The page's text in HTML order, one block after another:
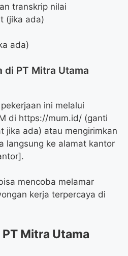
transkrip nilai
(jika ada)
ada)
di PT Mitra Utama
ini melalui
di https://mum.id/ (ganti
jika ada) atau mengirimkan
langsung ke alamat kantor
mencoba melamar
kerja terpercaya di
Mitra Utama